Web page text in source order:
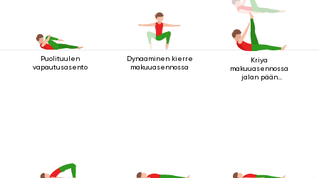
Puolituulen
vapautusasento
Dynaaminen kierre
makuuasennossa
Kriya
makuuasennossa
jalan pään